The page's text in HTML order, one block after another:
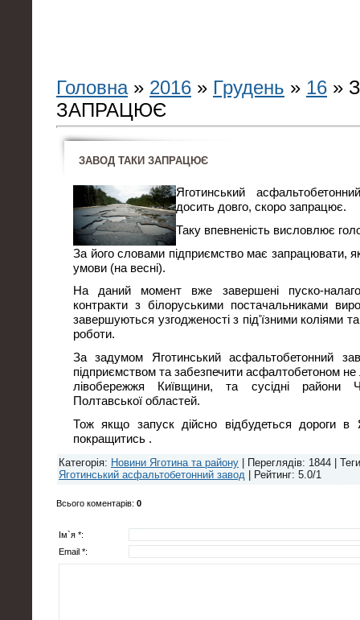
Головна» 2016 » Грудень » 16 »
ЗАПРАЦЮЄ
ЗАВОД ТАКИ ЗАПРАЦЮЄ
Яготинський
досить довго, скоро запрацює.
Таку впевненість висловлює
За його словами підприємство має запрацювати,
умови (на весні).
На даний момент вже завершені пуско-
контракти з білоруськими постачальниками
завершуються узгодженості з під'їзними коліями
роботи.
За задумом Яготинський aсфальтобетонний
підприємством та забезпечити асфалтобетоном
лівобережжя Київщини, та сусідні райони
Полтавської областей.
Тож якщо запуск дійсно відбудеться дороги в
покращитись .
Категорія: Новини Яготина та району Переглядів: 1844 | Теги
Яготинський aсфальтобетонний завод
Рейтинг: 5.0/1
Всього коментарів: 0
Ім`я *:
Email *: